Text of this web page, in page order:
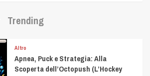
Trending
Altro
Apnea, Puck e Strategia: Alla
Scoperta dell’Octopush (L’Hockey